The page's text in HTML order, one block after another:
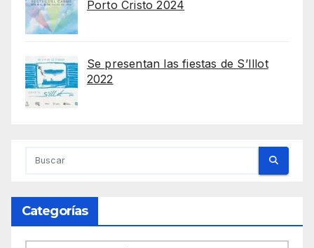
Porto Cristo 2024
Se presentan las fiestas de S’Illot
2022
Categorías